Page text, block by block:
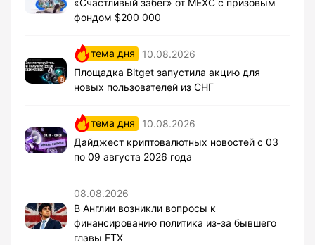
«Счастливый забег» от MEXC с призовым
фондом $200 000
тема дня
10.08.2026
Площадка Bitget запустила акцию для
новых пользователей из СНГ
тема дня
10.08.2026
Дайджест криптовалютных новостей с 03
по 09 августа 2026 года
08.08.2026
В Англии возникли вопросы к
финансированию политика из-за бывшего
главы FTX